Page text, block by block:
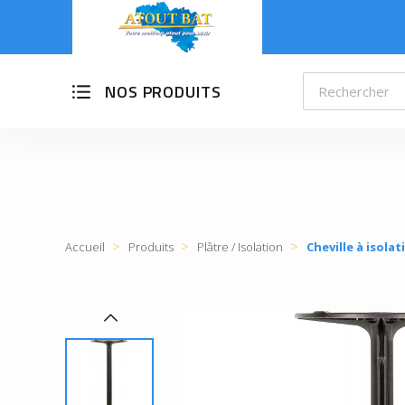
NOS PRODUITS
Accueil Produits Plâtre / Isolation Cheville à
d